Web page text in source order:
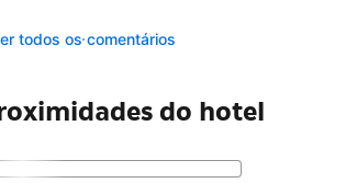
todos os comentários
do hotel